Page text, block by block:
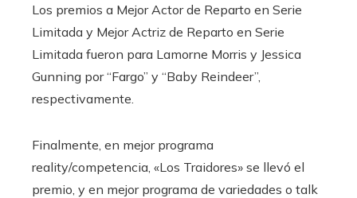
Los premios a Mejor Actor de Reparto en Serie
Limitada y Mejor Actriz de Reparto en Serie
Limitada fueron para Lamorne Morris y Jessica
Gunning por “Fargo” y “Baby Reindeer”,
respectivamente.
Finalmente, en mejor programa
reality/competencia, «Los Traidores» se llevó el
premio, y en mejor programa de variedades o talk